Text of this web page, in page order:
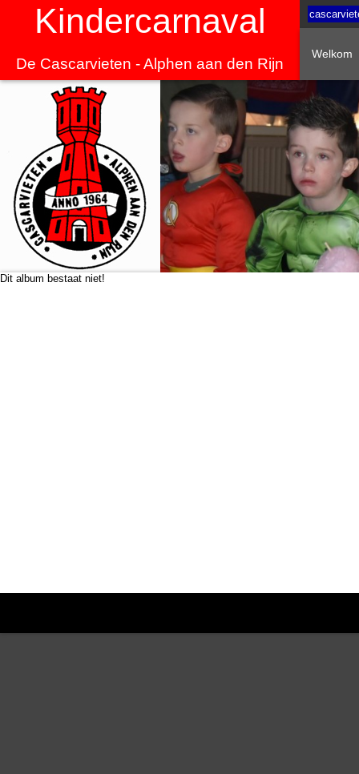
Kindercarnaval
De Cascarvieten - Alphen aan den Rijn
Welkom
Dit album bestaat niet!